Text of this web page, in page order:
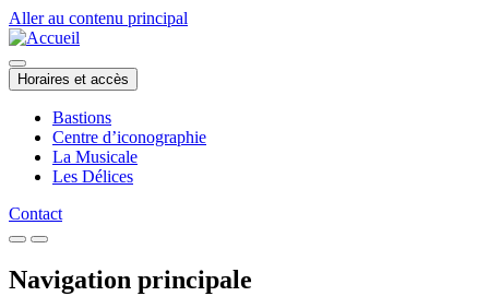
Aller au contenu principal
Horaires et accès
Bastions
Centre d’iconographie
La Musicale
Les Délices
Contact
Navigation principale